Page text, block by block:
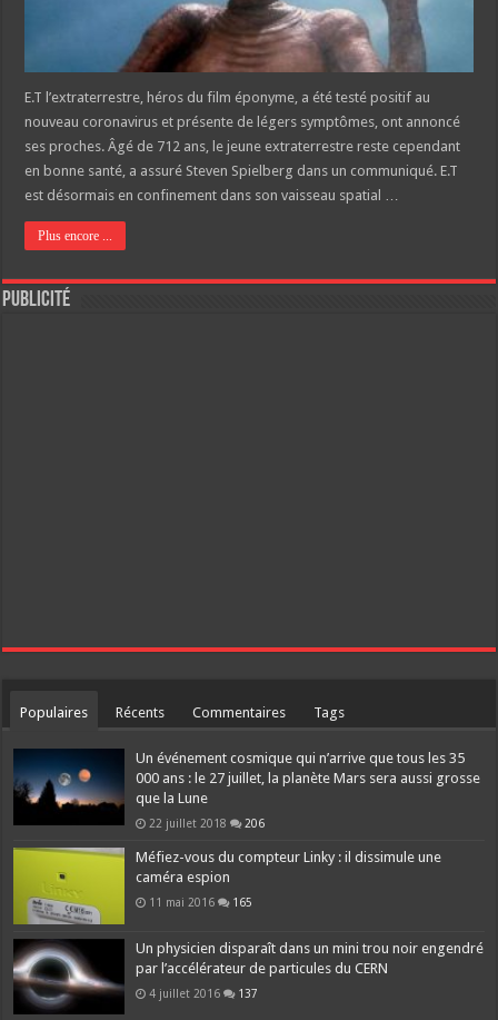
E.T l’extraterrestre, héros du film éponyme, a été testé positif au
nouveau coronavirus et présente de légers symptômes, ont annoncé
ses proches. Âgé de 712 ans, le jeune extraterrestre reste cependant
en bonne santé, a assuré Steven Spielberg dans un communiqué. E.T
est désormais en confinement dans son vaisseau spatial …
Plus encore ...
Publicité
Populaires Récents Commentaires Tags
Un événement cosmique qui n’arrive que tous les 35
000 ans : le 27 juillet, la planète Mars sera aussi grosse
que la Lune
22 juillet 2018 206
Méfiez-vous du compteur Linky : il dissimule une
caméra espion
11 mai 2016 165
Un physicien disparaît dans un mini trou noir engendré
par l’accélérateur de particules du CERN
4 juillet 2016 137